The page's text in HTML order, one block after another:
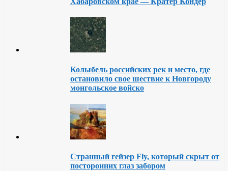
Колыбель российских рек и место, где
остановило свое шествие к Новгороду
монгольское войско
Странный гейзер Fly, который скрыт от
посторонних глаз забором